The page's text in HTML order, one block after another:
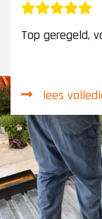
Top geregeld,
lees